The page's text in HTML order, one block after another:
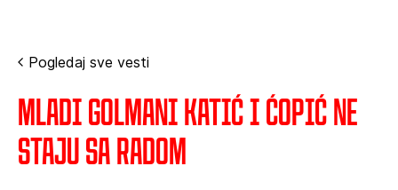
Pogledaj sve vesti
Mladi golmani Katić i Ćopić ne
staju sa radom